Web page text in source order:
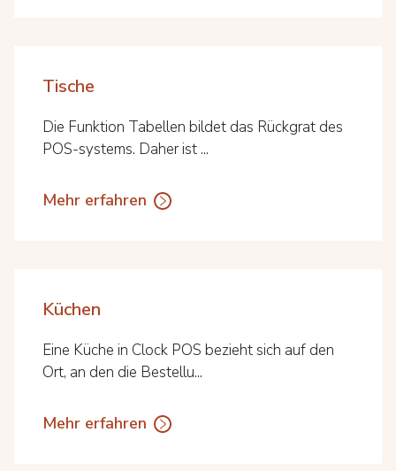
Tische
Die Funktion Tabellen bildet das Rückgrat des
POS-systems. Daher ist ...
Mehr erfahren
Küchen
Eine Küche in Clock POS bezieht sich auf den
Ort, an den die Bestellu...
Mehr erfahren